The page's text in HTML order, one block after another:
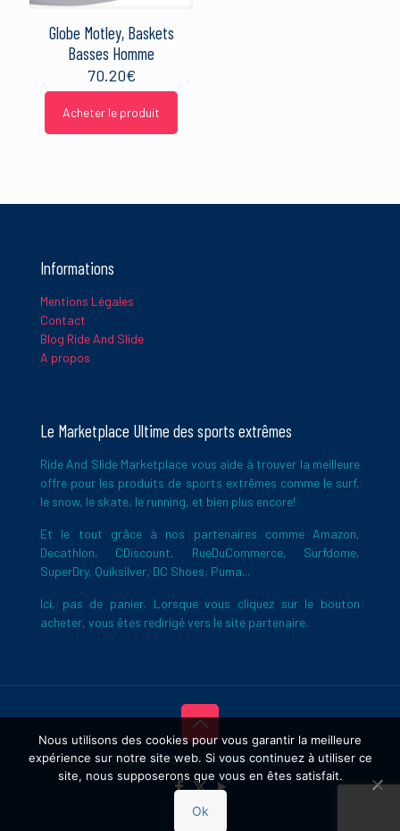
Globe Motley, Baskets
Basses Homme
70.20€
Acheter le produit
Informations
Mentions Légales
Contact
Blog Ride And Slide
A propos
Le Marketplace Ultime des sports extrêmes
Ride And Slide Marketplace vous aide à trouver la meilleure
offre pour les produits de sports extrêmes comme le surf,
le snow, le skate, le running, et bien plus encore!
Et le tout grâce à nos partenaires comme Amazon,
Decathlon, CDiscount, RueDuCommerce, Surfdome,
SuperDry, Quiksilver, DC Shoes, Puma...
Ici, pas de panier. Lorsque vous cliquez sur le bouton
acheter, vous êtes redirigé vers le site partenaire.
Copyright © 2026 Ride And Slide
Nous utilisons des cookies pour vous garantir la meilleure
expérience sur notre site web. Si vous continuez à utiliser ce
site, nous supposerons que vous en êtes satisfait.
Ok